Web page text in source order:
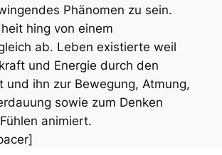
Phänomen zu sein.
hing von einem
ab. Leben existierte weil
und Energie durch den
und ihn zur Bewegung, Atmung,
sowie zum Denken
animiert.